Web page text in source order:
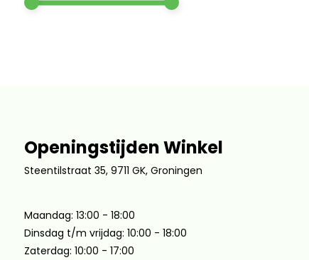
Openingstijden Winkel
Steentilstraat 35, 9711 GK, Groningen
Maandag: 13:00 - 18:00
Dinsdag t/m vrijdag: 10:00 - 18:00
Zaterdag: 10:00 - 17:00